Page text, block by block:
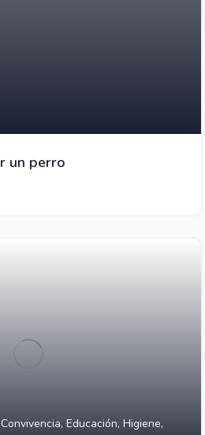
un perro
Convivencia, Educación, Higiene,